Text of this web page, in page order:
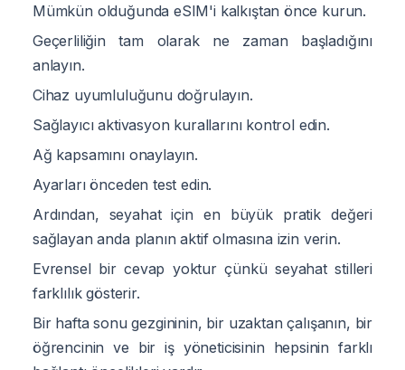
Mümkün olduğunda eSIM'i kalkıştan önce kurun.
Geçerliliğin tam olarak ne zaman başladığını
anlayın.
Cihaz uyumluluğunu doğrulayın.
Sağlayıcı aktivasyon kurallarını kontrol edin.
Ağ kapsamını onaylayın.
Ayarları önceden test edin.
Ardından, seyahat için en büyük pratik değeri
sağlayan anda planın aktif olmasına izin verin.
Evrensel bir cevap yoktur çünkü seyahat stilleri
farklılık gösterir.
Bir hafta sonu gezgininin, bir uzaktan çalışanın, bir
öğrencinin ve bir iş yöneticisinin hepsinin farklı